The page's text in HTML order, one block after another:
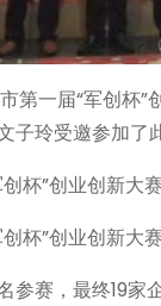
第一届“军创
玲受邀参加了
参赛，最终19